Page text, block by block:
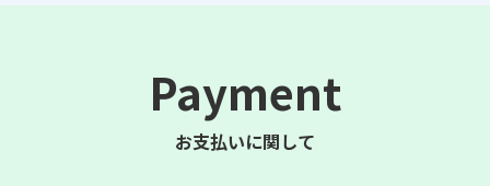
Payment
お支払いに関して